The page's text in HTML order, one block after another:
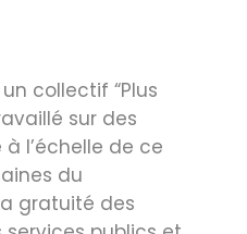
collectif “Plus
sur des
l’échelle de ce
du
gratuité des